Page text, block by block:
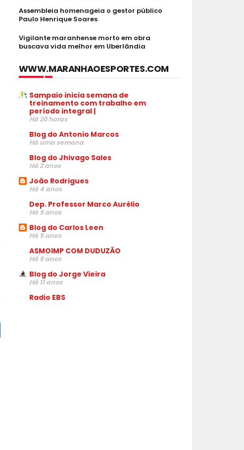
Assembleia homenageia o gestor público
Paulo Henrique Soares
Vigilante maranhense morto em obra
buscava vida melhor em Uberlândia
WWW.MARANHAOESPORTES.COM
Sampaio inicia semana de
treinamento com trabalho em
período integral |
Há 20 horas
Blog do Antonio Marcos
Há uma semana
Blog do Jhivago Sales
Há 2 anos
João Rodrigues
Há 4 anos
Dep. Professor Marco Aurélio
Há 5 anos
Blog do Carlos Leen
Há 5 anos
ASMOIMP COM DUDUZÃO
Há 9 anos
Blog do Jorge Vieira
Há 11 anos
Radio EBS